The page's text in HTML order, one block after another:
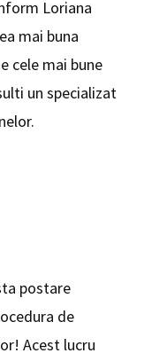
Loriana
mai buna
cele mai bune
un specializat
postare
de
Acest lucru